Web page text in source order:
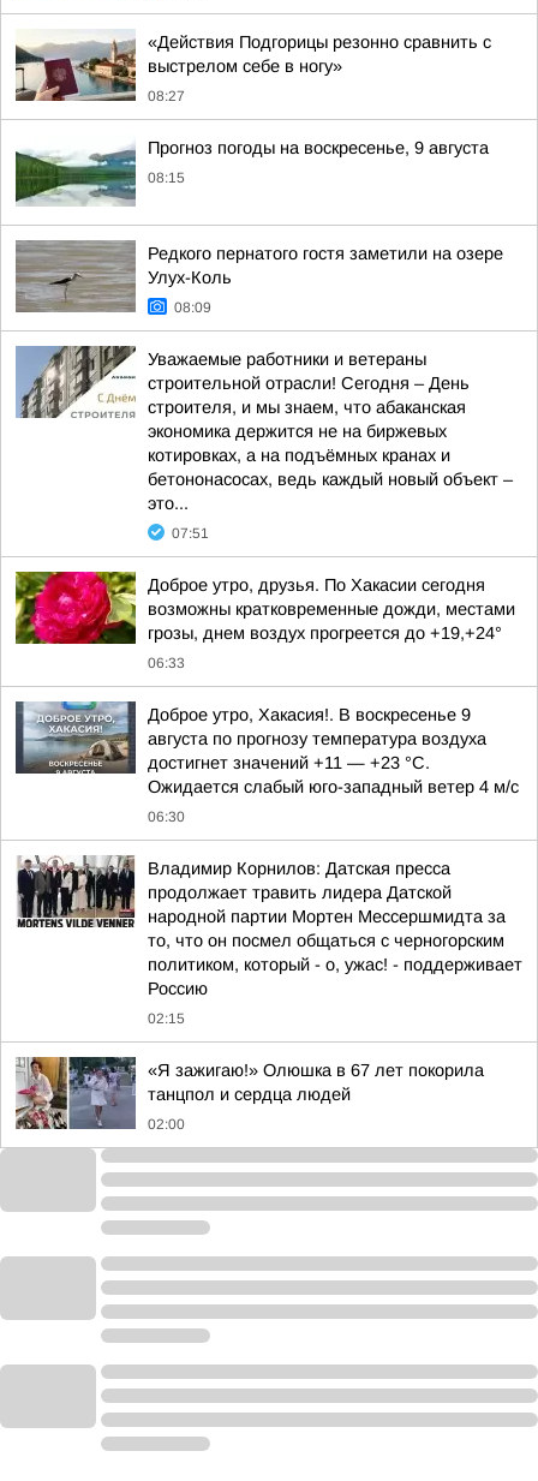
«Действия Подгорицы резонно сравнить с
выстрелом себе в ногу»
08:27
Прогноз погоды на воскресенье, 9 августа
08:15
Редкого пернатого гостя заметили на озере
Улух-Коль
08:09
Уважаемые работники и ветераны
строительной отрасли! Сегодня – День
строителя, и мы знаем, что абаканская
экономика держится не на биржевых
котировках, а на подъёмных кранах и
бетононасосах, ведь каждый новый объект –
это...
07:51
Доброе утро, друзья. По Хакасии сегодня
возможны кратковременные дожди, местами
грозы, днем воздух прогреется до +19,+24°
06:33
Доброе утро, Хакасия!. В воскресенье 9
августа по прогнозу температура воздуха
достигнет значений +11 — +23 °С.
Ожидается слабый юго-западный ветер 4 м/с
06:30
Владимир Корнилов: Датская пресса
продолжает травить лидера Датской
народной партии Мортен Мессершмидта за
то, что он посмел общаться с черногорским
политиком, который - о, ужас! - поддерживает
Россию
02:15
«Я зажигаю!» Олюшка в 67 лет покорила
танцпол и сердца людей
02:00